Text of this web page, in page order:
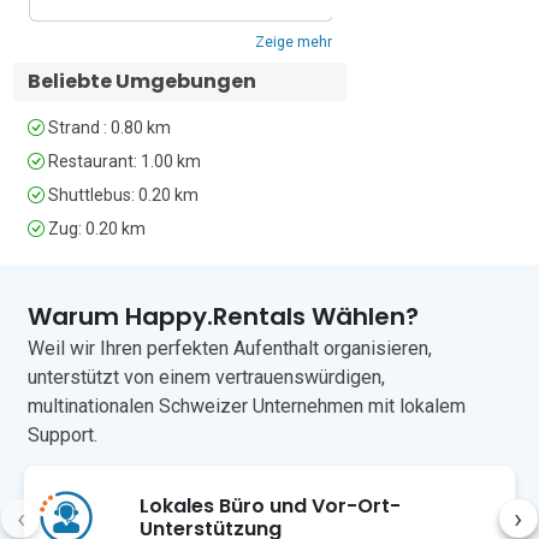
Lage
Die Unterkunft befindet sich im
Riviera di Levante, östlich von Genua (22
Autominuten entfernt). Der Ort, einst
farbenfrohe Uferpromenade, seinen
Kieselstrand und seinen traditionellen
Eingebettet zwischen grünen Hügeln
und dem Meer zeichnet sich Bogliasco
durch pastellfarbene Häuser, enge
Gassen und einen malerischen kleinen
Hafen (7 Minuten zu Fuß) aus. Das
kompakte Zentrum lädt zum Bummeln
Besucher kommen hierher, um den
Zeige mehr
Beliebte Umgebungen
Strand : 0.80 km
Restaurant: 1.00 km
Shuttlebus: 0.20 km
Zug: 0.20 km
Warum Happy.Rentals Wählen?
Weil wir Ihren perfekten Aufenthalt organisieren,
unterstützt von einem vertrauenswürdigen,
multinationalen Schweizer Unternehmen mit lokalem
Support.
Lokales Büro und Vor-Ort-
Unterstützung
‹ ›